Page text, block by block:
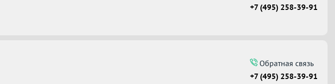
+7 (495) 258-39-91
Обратная связь
+7 (495) 258-39-91